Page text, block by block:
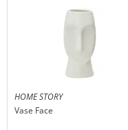
HOME STORY
Vase Face